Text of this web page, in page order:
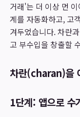
거래'는 더 이상 먼
계를 자동화하고, 고
겨두었습니다. 차란
고 부수입을 창출할
차란(charan)을
1단계: 앱으로 수